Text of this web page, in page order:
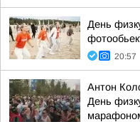
День
20:57
Антон
День